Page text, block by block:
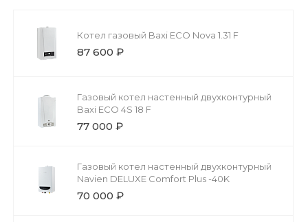
Котел газовый Baxi ECO Nova 1.31 F
87 600 ₽
Газовый котел настенный двухконтурный
Baxi ECO 4S 18 F
77 000 ₽
Газовый котел настенный двухконтурный
Navien DELUXE Comfort Plus -40K
70 000 ₽